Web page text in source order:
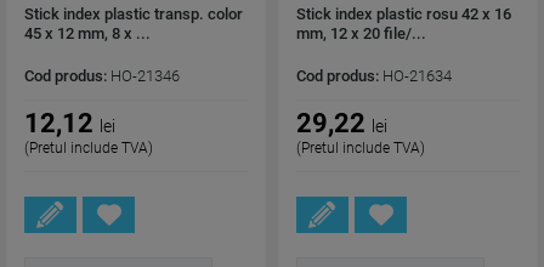
Stick index plastic transp. color
45 x 12 mm, 8 x ...
Cod produs: HO-21346
12,12 lei
(Pretul include TVA)
Stick index plastic rosu 42 x 16
mm, 12 x 20 file/...
Cod produs: HO-21634
29,22 lei
(Pretul include TVA)